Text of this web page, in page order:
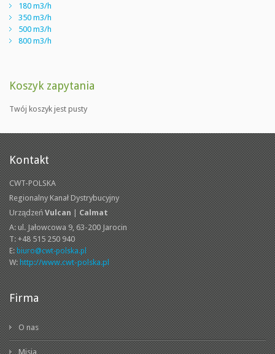
180 m3/h
350 m3/h
500 m3/h
800 m3/h
Koszyk zapytania
Twój koszyk jest pusty
Kontakt
CWT-POLSKA
Regionalny Kanał Dystrybucyjny
Urządzeń Vulcan
Calmat
A: ul. Jałowcowa 9, 63-200 Jarocin
T: +48 515 250 940
E: biuro@cwt-polska.pl
W: http://www.cwt-polska.pl
Firma
O nas
Misja